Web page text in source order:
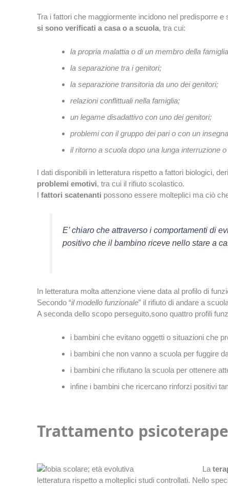
Tra i fattori che maggiormente incidono nel predisporre
si sono verificati a casa o a scuola, tra cui:
la propria malattia o di un membro della
la separazione tra i genitori;
la separazione transitoria da uno dei genitori;
relazioni conflittuali nella famiglia;
un legame disadattivo con uno dei genitori;
problemi con il gruppo dei pari o con un
il ritorno a scuola dopo una lunga interruzione
I dati disponibili in letteratura rispetto a fattori biologici,
problemi emotivi, tra cui il rifiuto scolastico.
I fattori scatenanti possono essere molteplici ma ciò
E’ chiaro che attraverso i comportamenti di
positivo che il bambino riceve nello stare a
In letteratura molta attenzione viene data al profilo di
Secondo “il modello funzionale” il rifiuto di andare a
A seconda dello scopo perseguito,sono quattro profili
i bambini che evitano oggetti o situazioni che
i bambini che non vanno a scuola per fuggire
i bambini che rifiutano la scuola per ottenere
infine i bambini che ricercano rinforzi positivi
Trattamento
La
letteratura rispetto a molteplici studi controllati. Nello